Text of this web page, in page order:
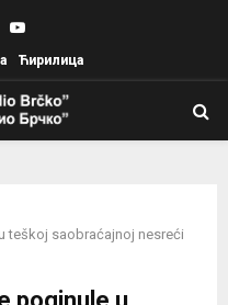
Youtube
Ћирилица
teškoj saobraćajnoj nesreći